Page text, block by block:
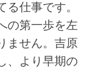
仕事です。
の第一歩を左
ません。吉原
、より早期の